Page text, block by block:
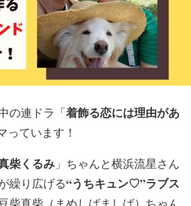
の連ドラ「着飾る恋には理由があ
っています！
柴くるみ 」ちゃんと横浜流星さん
繰り広げる“うちキュン♡”ラブス